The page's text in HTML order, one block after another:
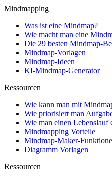
Mindmapping
Was ist eine Mindmap?
Wie macht man eine
Die 29 besten Mindmap-
Mindmap-Vorlagen
Mindmap-Ideen
KI-Mindmap-Generator
Ressourcen
Wie kann man mit
Wie priorisiert man
Wie man einen Lebenslauf
Mindmapping Vorteile
Mindmap-Maker-
Diagramm Vorlagen
Ressourcen